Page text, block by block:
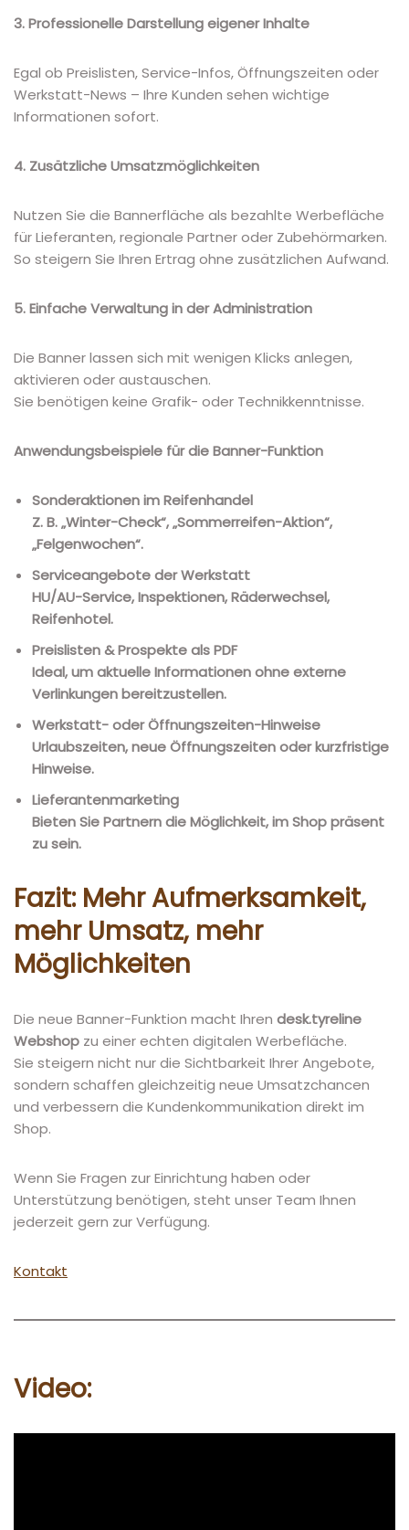
3. Professionelle Darstellung eigener Inhalte
Egal ob Preislisten, Service-Infos, Öffnungszeiten oder
Werkstatt-News – Ihre Kunden sehen wichtige
Informationen sofort.
4. Zusätzliche Umsatzmöglichkeiten
Nutzen Sie die Bannerfläche als bezahlte Werbefläche
für Lieferanten, regionale Partner oder Zubehörmarken.
So steigern Sie Ihren Ertrag ohne zusätzlichen Aufwand.
5. Einfache Verwaltung in der Administration
Die Banner lassen sich mit wenigen Klicks anlegen,
aktivieren oder austauschen.
Sie benötigen keine Grafik- oder Technikkenntnisse.
Anwendungsbeispiele für die Banner-Funktion
Sonderaktionen im Reifenhandel
Z. B. „Winter-Check“, „Sommerreifen-Aktion“,
„Felgenwochen“.
Serviceangebote der Werkstatt
HU/AU-Service, Inspektionen, Räderwechsel,
Reifenhotel.
Preislisten & Prospekte als PDF
Ideal, um aktuelle Informationen ohne externe
Verlinkungen bereitzustellen.
Werkstatt- oder Öffnungszeiten-Hinweise
Urlaubszeiten, neue Öffnungszeiten oder kurzfristige
Hinweise.
Lieferantenmarketing
Bieten Sie Partnern die Möglichkeit, im Shop präsent
zu sein.
Fazit: Mehr Aufmerksamkeit,
mehr Umsatz, mehr
Möglichkeiten
Die neue Banner-Funktion macht Ihren desk.tyreline
Webshop zu einer echten digitalen Werbefläche.
Sie steigern nicht nur die Sichtbarkeit Ihrer Angebote,
sondern schaffen gleichzeitig neue Umsatzchancen
und verbessern die Kundenkommunikation direkt im
Shop.
Wenn Sie Fragen zur Einrichtung haben oder
Unterstützung benötigen, steht unser Team Ihnen
jederzeit gern zur Verfügung.
Kontakt
Video: